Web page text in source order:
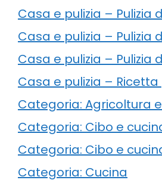
Casa e pulizia – Pulizia
Casa e pulizia – Pulizia
Casa e pulizia – Pulizia
Casa e pulizia – Ricetta
Categoria: Agricoltura
Categoria: Cibo e
Categoria: Cibo e
Categoria: Cucina